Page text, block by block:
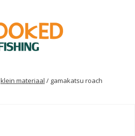
klein materiaal / gamakatsu roach